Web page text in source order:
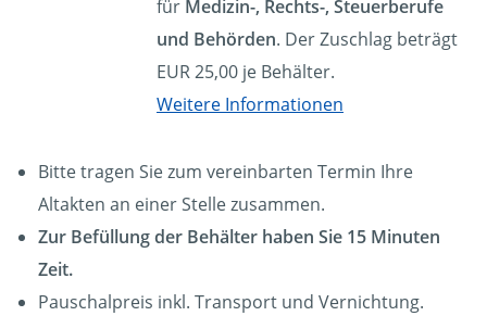
für Medizin-, Rechts-, Steuerberufe
und Behörden. Der Zuschlag beträgt
EUR 25,00 je Behälter.
Weitere Informationen
Bitte tragen Sie zum vereinbarten Termin Ihre
Altakten an einer Stelle zusammen.
Zur Befüllung der Behälter haben Sie 15 Minuten
Zeit.
Pauschalpreis inkl. Transport und Vernichtung.